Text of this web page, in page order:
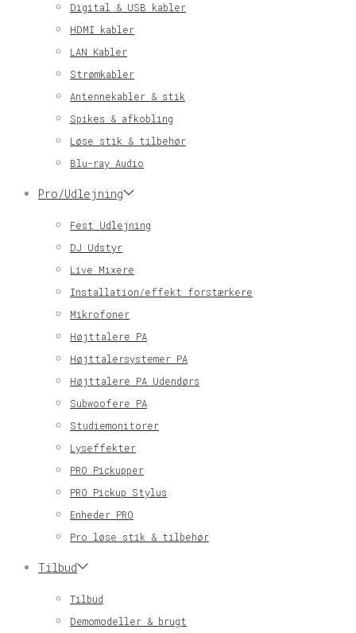
Digital & USB kabler
HDMI kabler
LAN Kabler
Strømkabler
Antennekabler & stik
Spikes & afkobling
Løse stik & tilbehør
Blu-ray Audio
Pro/Udlejning
Fest Udlejning
DJ Udstyr
Live Mixere
Installation/effekt forstærkere
Mikrofoner
Højttalere PA
Højttalersystemer PA
Højttalere PA Udendørs
Subwoofere PA
Studiemonitorer
Lyseffekter
PRO Pickupper
PRO Pickup Stylus
Enheder PRO
Pro løse stik & tilbehør
Tilbud
Tilbud
Demomodeller & brugt